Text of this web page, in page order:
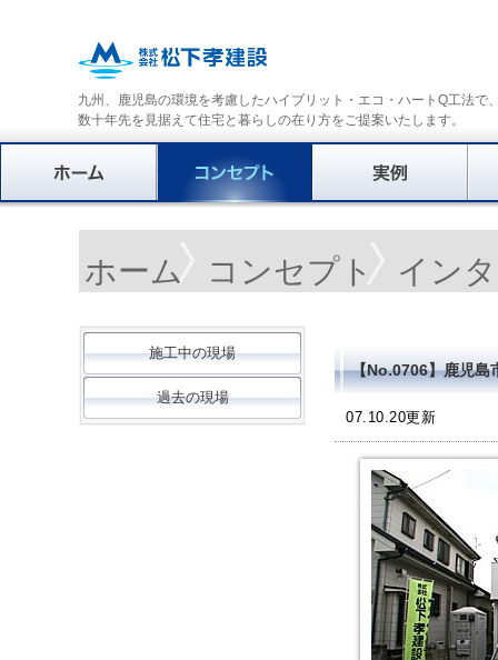
九州、鹿児島の環境を考慮したハイブリット・エコ・ハートQ工法
数十年先を見据えて住宅と暮らしの在り方をご提案いたします。
ホーム コンセプト イン
【No.0706】鹿児
07.10.20更新
施工中の現場
過去の現場